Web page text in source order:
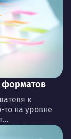
форматов
к
то на уровне